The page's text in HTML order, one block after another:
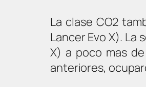
La clase CO2
Lancer Evo X). La
X) a poco mas
anteriores,